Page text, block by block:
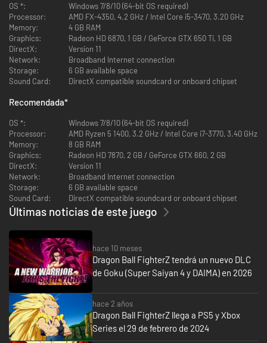
Con el poder del motor Unreal y el talentoso equipo de Arc System Works,
es toda una hazaña visual.
Forma tu equipo soñado y domina rápidas combinaciones entre
luchadores.
Emocionante juego en línea
OS *:
Windows 7/8/10 (64-bit OS required)
Processor:
AMD FX-4350, 4.2 GHz / Intel Core i5-3470, 3.20 GHz
Memory:
4 GB RAM
Graphics:
Radeon HD 6870, 1 GB / GeForce GTX 650 Ti, 1 GB
DirectX:
Version 11
Network:
Broadband Internet connection
Storage:
6 GB available space
Sound Card:
DirectX compatible soundcard or onboard chipset
Recomendada*
OS *:
Windows 7/8/10 (64-bit OS required)
Processor:
AMD Ryzen 5 1400, 3.2 GHz / Intel Core i7-3770, 3.40 GHz
Memory:
8 GB RAM
Graphics:
Radeon HD 7870, 2 GB / GeForce GTX 660, 2 GB
DirectX:
Version 11
Network:
Broadband Internet connection
Storage:
6 GB available space
Sound Card:
DirectX compatible soundcard or onboard chipset
Últimas noticias de este juego
hace 10 meses
Dragon Ball FighterZ tendrá un nuevo DLC
de Goku (Super Saiyan 4 y DAIMA) en 2026
hace 2 años
Dragon Ball FighterZ llega a PS5 y Xbox
Series el 29 de febrero de 2024